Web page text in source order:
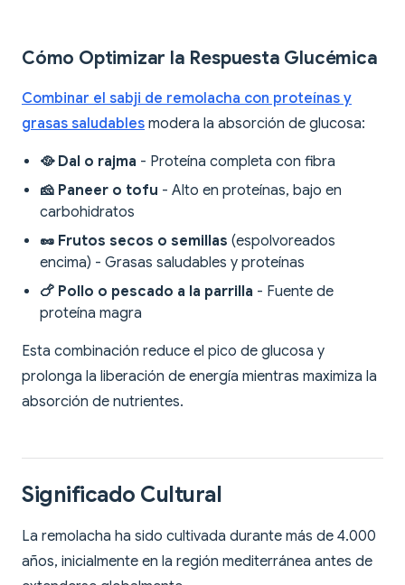
Cómo Optimizar la Respuesta Glucémica
Combinar el sabji de remolacha con proteínas y
grasas saludables modera la absorción de glucosa:
🥘 Dal o rajma - Proteína completa con fibra
🧀 Paneer o tofu - Alto en proteínas, bajo en
carbohidratos
🥜 Frutos secos o semillas (espolvoreados
encima) - Grasas saludables y proteínas
🍗 Pollo o pescado a la parrilla - Fuente de
proteína magra
Esta combinación reduce el pico de glucosa y
prolonga la liberación de energía mientras maximiza la
absorción de nutrientes.
Significado Cultural
La remolacha ha sido cultivada durante más de 4.000
años, inicialmente en la región mediterránea antes de